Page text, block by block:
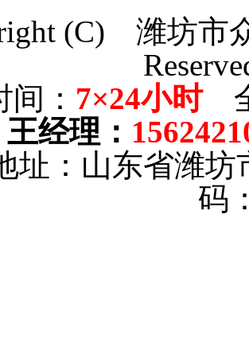
(C) 潍坊市
： 7×24小时全
王经理 ：
址：山东省潍
码